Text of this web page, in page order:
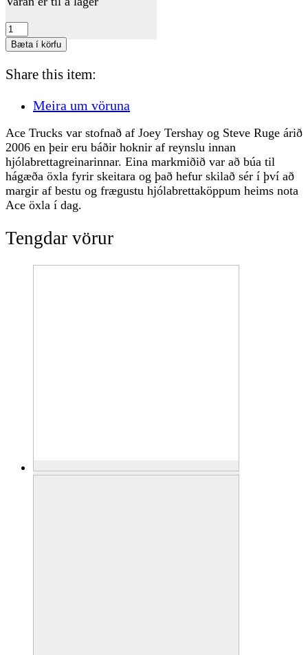
ACE
skrúfusett
1,25"
(Allen)
Bæta í körfu
Share this item:
Meira um vöruna
Ace Trucks var stofnað af Joey Tershay og Steve Ruge árið
2006 en þeir eru báðir hoknir af reynslu innan
hjólabrettagreinarinnar. Eina markmiðið var að búa til
hágæða öxla fyrir skeitara og það hefur skilað sér í því að
margir af bestu og frægustu hjólabrettaköppum heims nota
Ace öxla í dag.
Tengdar vörur